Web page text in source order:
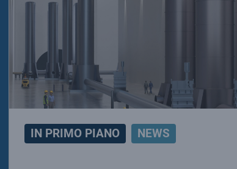
IN PRIMO PIANO NEWS